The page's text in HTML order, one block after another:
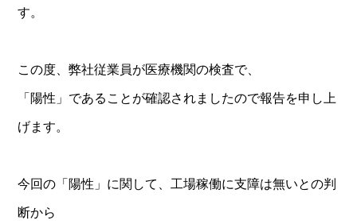
す。
この度、弊社従業員が医療機関の検査で、
「陽性」であることが確認されましたので報告を申し上
げます。
今回の「陽性」に関して、工場稼働に支障は無いとの判
断から